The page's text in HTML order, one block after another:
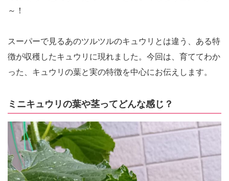
～！
スーパーで見るあのツルツルのキュウリとは違う、ある特
徴が収穫したキュウリに現れました。今回は、育ててわか
った、キュウリの葉と実の特徴を中心にお伝えします。
ミニキュウリの葉や茎ってどんな感じ？